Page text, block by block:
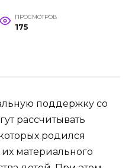
ПРОСМОТРОВ
175
поддержку со
рассчитывать
родился
материального